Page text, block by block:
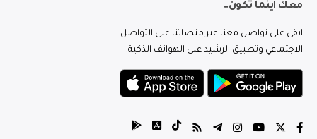
معك اينما تكون..
ابقى على تواصل معنا عبر منصاتنا على التواصل
الاجتماعي وتطبيق الرشيد على الهواتف الذكية.